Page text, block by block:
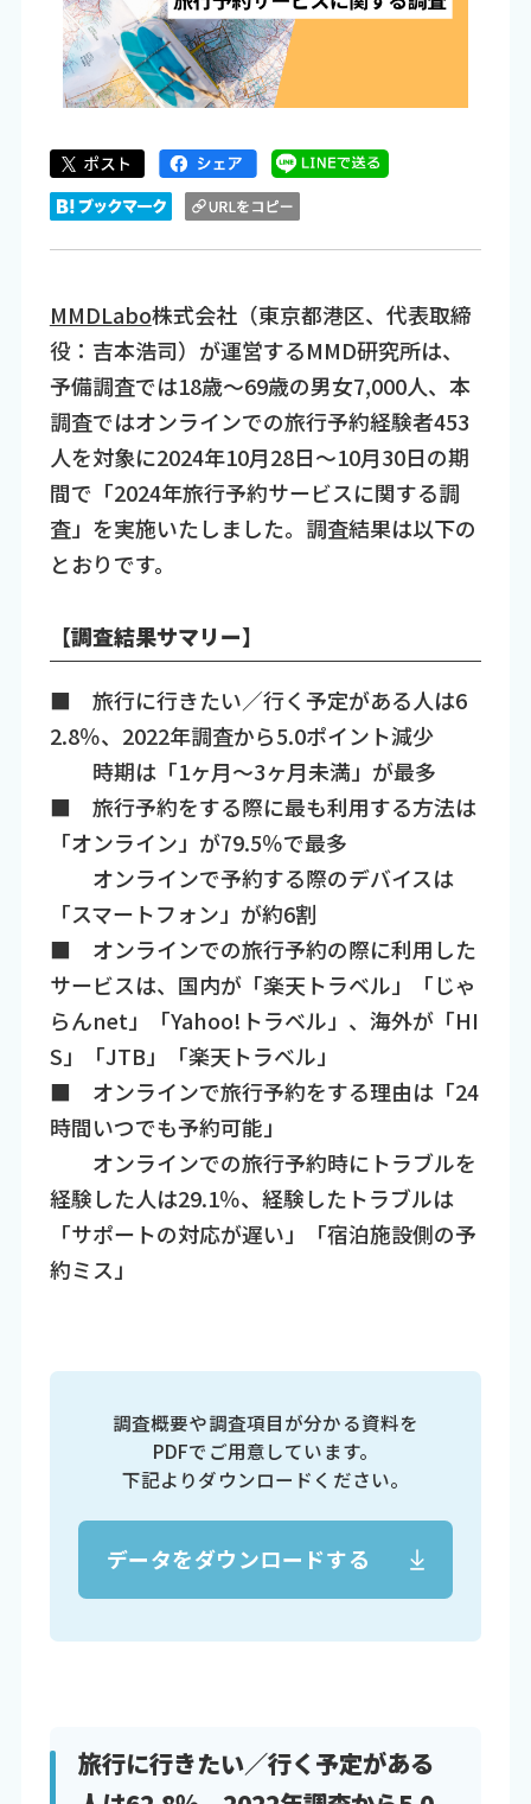
MMDLabo株式会社（東京都港区、代表取締
役：吉本浩司）が運営するMMD研究所は、
予備調査では18歳～69歳の男女7,000人、本
調査ではオンラインでの旅行予約経験者453
人を対象に2024年10月28日～10月30日の期
間で「2024年旅行予約サービスに関する調
査」を実施いたしました。調査結果は以下の
とおりです。
【調査結果サマリー】
■ 旅行に行きたい／行く予定がある人は6
2.8％、2022年調査から5.0ポイント減少
時期は「1ヶ月～3ヶ月未満」が最多
■ 旅行予約をする際に最も利用する方法は
「オンライン」が79.5％で最多
オンラインで予約する際のデバイスは
「スマートフォン」が約6割
■ オンラインでの旅行予約の際に利用した
サービスは、国内が「楽天トラベル」「じゃ
らんnet」「Yahoo!トラベル」、海外が「HI
S」「JTB」「楽天トラベル」
■ オンラインで旅行予約をする理由は「24
時間いつでも予約可能」
オンラインでの旅行予約時にトラブルを
経験した人は29.1％、経験したトラブルは
「サポートの対応が遅い」「宿泊施設側の予
約ミス」
調査概要や調査項目が分かる資料を
PDFでご用意しています。
下記よりダウンロードください。
データをダウンロードする
旅行に行きたい／行く予定がある